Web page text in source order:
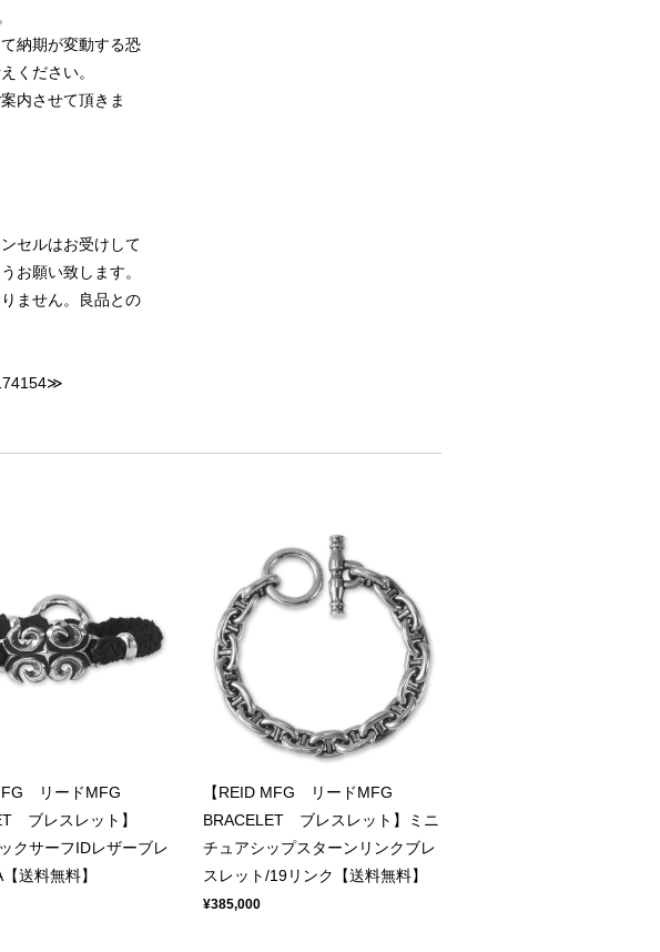
納期が変動する恐
ください。
内させて頂きま
セルはお受けして
お願い致します。
ません。良品との
≫
リードMFG
ブレスレット】
クサーフIDレザーブレ
送料無料】
【REID MFG リードMFG
BRACELET ブレスレット】ミニ
チュアシップスターンリンクブレ
スレット/19リンク【送料無料】
¥385,000